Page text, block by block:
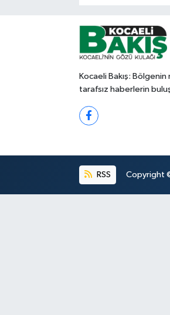
Kocaeli Bakış: Bölgenin
tarafsız haberlerin
RSS Copyright